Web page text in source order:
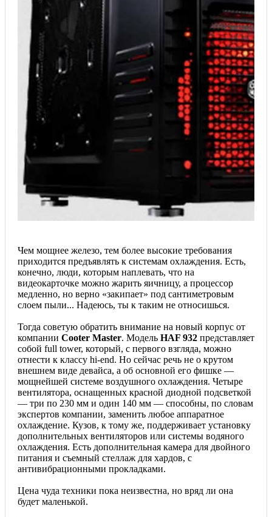
Чем мощнее железо, тем более высокие требования
приходится предъявлять к системам охлаждения. Есть,
конечно, люди, которым наплевать, что на
видеокарточке можно жарить яичницу, а процессор
медленно, но верно «закипает» под сантиметровым
слоем пыли... Надеюсь, ты к таким не относишься.
Тогда советую обратить внимание на новый корпус от
компании Cooter Master. Модель HAF 932 представляет
собой full tower, который, с первого взгляда, можно
отнести к классу һі-еnd. Но сейчас речь не о крутом
внешнем виде девайса, а об основной его фишке —
мощнейшей системе воздушного охлаждения. Четыре
вентилятора, оснащенных красной диодной подсветкой
— три по 230 мм и один 140 мм — способны, по словам
экспертов компании, заменить любое аппаратное
охлаждение. Кузов, к тому же, поддерживает установку
дополнительных вентиляторов или системы водяного
охлаждения. Есть дополнительная камера для двойного
питания и съемный стеллаж для хардов, с
антивибрационными прокладками.
Цена чуда техники пока неизвестна, но вряд ли она
будет маленькой.